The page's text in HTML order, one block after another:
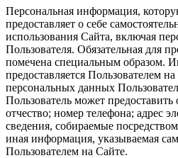
Персональная информация,
предоставляет о себе
использования Сайта, включая
Пользователя. Обязательная для
помечена специальным образом.
предоставляется Пользователем
персональных данных
Пользователь может
отчество; номер телефона; адрес
сведения, собираемые
иная информация, указываемая
Пользователем на Сайте.